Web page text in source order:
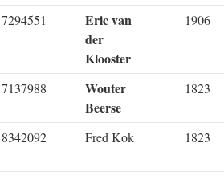
7294551
Eric van
der
Klooster
1906
7137988
Wouter
Beerse
1823
8342092 Fred Kok 1823